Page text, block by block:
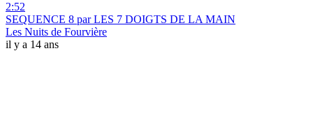
2:52
SEQUENCE 8 par LES 7 DOIGTS DE LA MAIN
Les Nuits de Fourvière
il y a 14 ans